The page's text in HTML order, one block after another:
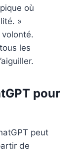
où
»
les
pour
peut
de